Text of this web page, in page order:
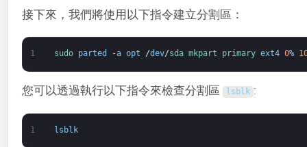
接下來，我們將使用以下指令建立分割區：
1 sudo parted -a opt /dev/sda mkpart primary ext4 0%
您可以透過執行以下指令來檢查分割區 lsblk :
1 lsblk